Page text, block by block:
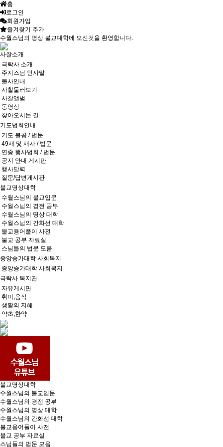
홈
로그인
회원가입
즐겨찾기 추가
수월스님의 명상 불교대학에 오신것을 환영합니다.
사찰소개
극락사 소개
주지스님 인사말
불사안내
사찰둘러보기
사찰앨범
동영상
찾아오시는 길
기도법회안내
기도 불공 / 법문
49재 및 재사 / 법문
연중 행사법회 / 법문
공지 안내 게시판
행사달력
질문/답변게시판
불교명상대학
수월스님의 불교입문
수월스님의 경전 공부
수월스님의 명상 대학
수월스님의 간화선 대학
불교용어풀이 사전
불교 공부 자료실
스님들의 법문 모음
중앙승가대학 사회복지
중앙승가대학 사회복지
극락사 복지관
자유게시판
취미,음식
생활의 지혜
약초,한약
불교명상대학
수월스님의 불교입문
수월스님의 경전 공부
수월스님의 명상 대학
수월스님의 간화선 대학
불교용어풀이 사전
불교 공부 자료실
스님들의 법문 모음